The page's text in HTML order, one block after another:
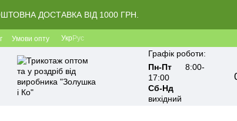
ДОСТАВКА ВІД 1000 ГРН.
Умови опту Укр Рус
Графік роботи:
Пн-Пт
8:00-
17:00
Сб-Нд
вихідний